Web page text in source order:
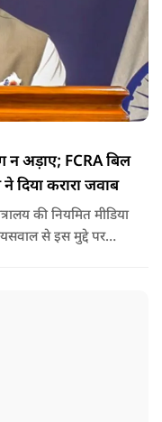
न अड़ाए; FCRA बिल
दिया करारा जवाब
की नियमित मीडिया
से इस मुद्दे पर